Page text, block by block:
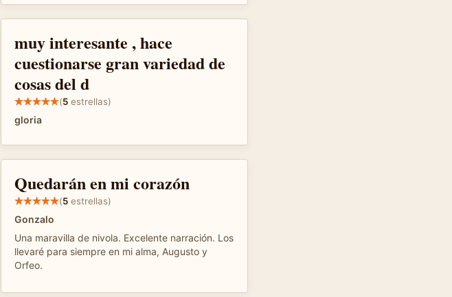
muy interesante , hace
cuestionarse gran variedad de
cosas del d
(5 estrellas)
gloria
Quedarán en mi corazón
(5 estrellas)
Gonzalo
Una maravilla de nivola. Excelente narración. Los
llevaré para siempre en mi alma, Augusto y
Orfeo.